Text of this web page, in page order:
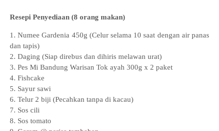
Resepi Penyediaan (8 orang makan)
1. Numee Gardenia 450g (Celur selama 10 saat dengan air panas
dan tapis)
2. Daging (Siap direbus dan dihiris melawan urat)
3. Pes Mi Bandung Warisan Tok ayah 300g x 2 paket
4. Fishcake
5. Sayur sawi
6. Telur 2 biji (Pecahkan tanpa di kacau)
7. Sos cili
8. Sos tomato